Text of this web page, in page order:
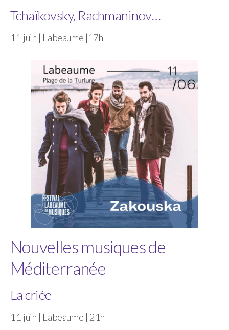
Tchaïkovsky, Rachmaninov…
11 juin | Labeaume |17h
Nouvelles musiques de
Méditerranée
La criée
11 juin | Labeaume | 21h